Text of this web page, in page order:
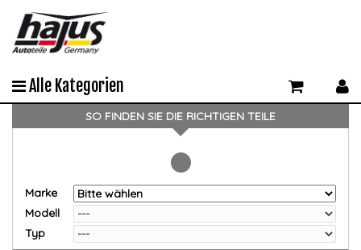
Alle Kategorien
SO FINDEN SIE DIE RICHTIGEN TEILE
Marke
Modell
Typ